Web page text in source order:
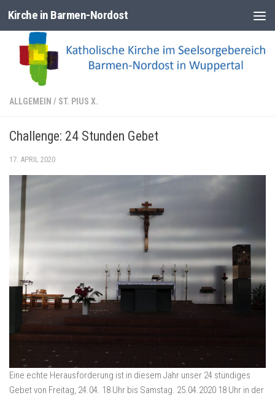
Zum Inhalt springen
Kirche in Barmen-Nordost
ALLGEMEIN / ST. PIUS X.
Challenge: 24 Stunden Gebet
17. APRIL 2020
Eine echte Herausforderung ist in diesem Jahr unser 24 stündiges
Gebet von Freitag, 24.04. 18 Uhr bis Samstag. 25.04.2020 18 Uhr in der